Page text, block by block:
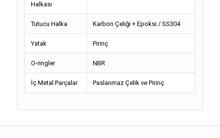
Halkası
Tutucu Halka Karbon Çeliği + Epoksi / SS304
Yatak Pirinç
O-ringler NBR
İç Metal Parçalar Paslanmaz Çelik ve Pirinç